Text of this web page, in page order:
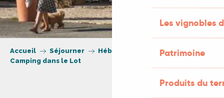
Les vignobles
Patrimoine
Produits du
Accueil Séjourner
Hébergement
Camping dans le Lot